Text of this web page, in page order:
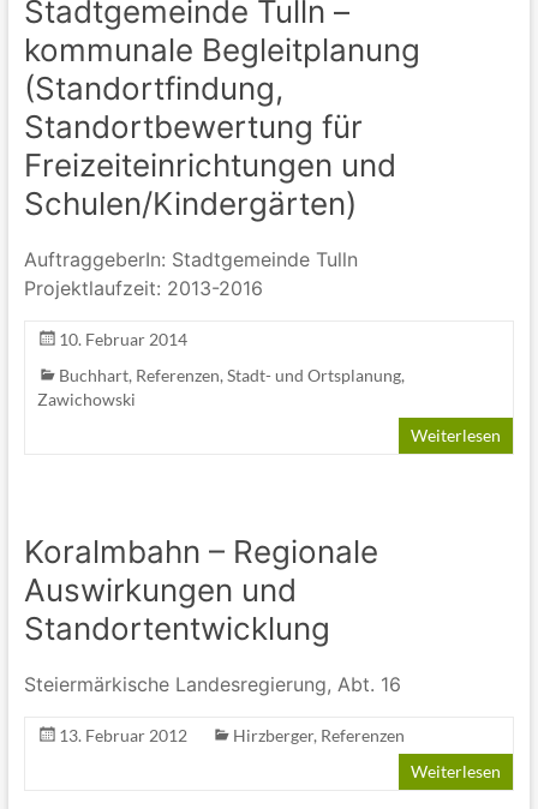
Stadtgemeinde Tulln –
kommunale Begleitplanung
(Standortfindung,
Standortbewertung für
Freizeiteinrichtungen und
Schulen/Kindergärten)
AuftraggeberIn: Stadtgemeinde Tulln
Projektlaufzeit: 2013-2016
10. Februar 2014
Buchhart, Referenzen, Stadt- und Ortsplanung,
Zawichowski
Weiterlesen
Koralmbahn – Regionale
Auswirkungen und
Standortentwicklung
Steiermärkische Landesregierung, Abt. 16
13. Februar 2012 Hirzberger, Referenzen
Weiterlesen